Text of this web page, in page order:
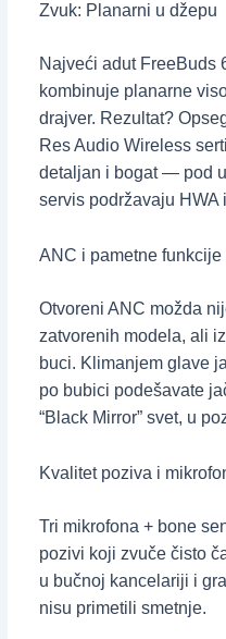
Zvuk: Planarni u džepu
Najveći adut FreeBuds
kombinuje planarne
drajver. Rezultat?
Res Audio Wireless
detaljan i bogat — pod
servis podržavaju HWA
ANC i pametne funkcije
Otvoreni ANC možda
zatvorenih modela, ali
buci. Klimanjem glave
po bubici podešavate
“Black Mirror” svet, u
Kvalitet poziva i
Tri mikrofona + bone
pozivi koji zvuče čisto
u bučnoj kancelariji i
nisu primetili smetnje.